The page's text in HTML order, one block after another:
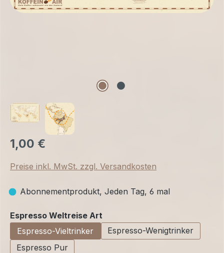
1,00 €
Preise inkl. MwSt. zzgl. Versandkosten
Abonnementprodukt, Jeden Tag, 6 mal
Espresso Weltreise Art
Espresso-Vieltrinker
Espresso-Wenigtrinker
Espresso Pur